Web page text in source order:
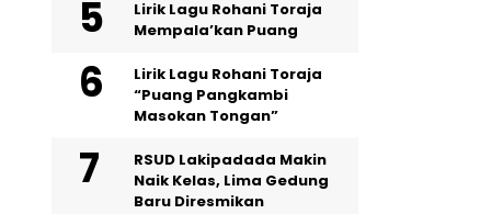
Lirik Lagu Rohani Toraja
Mempala’kan Puang
Lirik Lagu Rohani Toraja
“Puang Pangkambi
Masokan Tongan”
RSUD Lakipadada Makin
Naik Kelas, Lima Gedung
Baru Diresmikan